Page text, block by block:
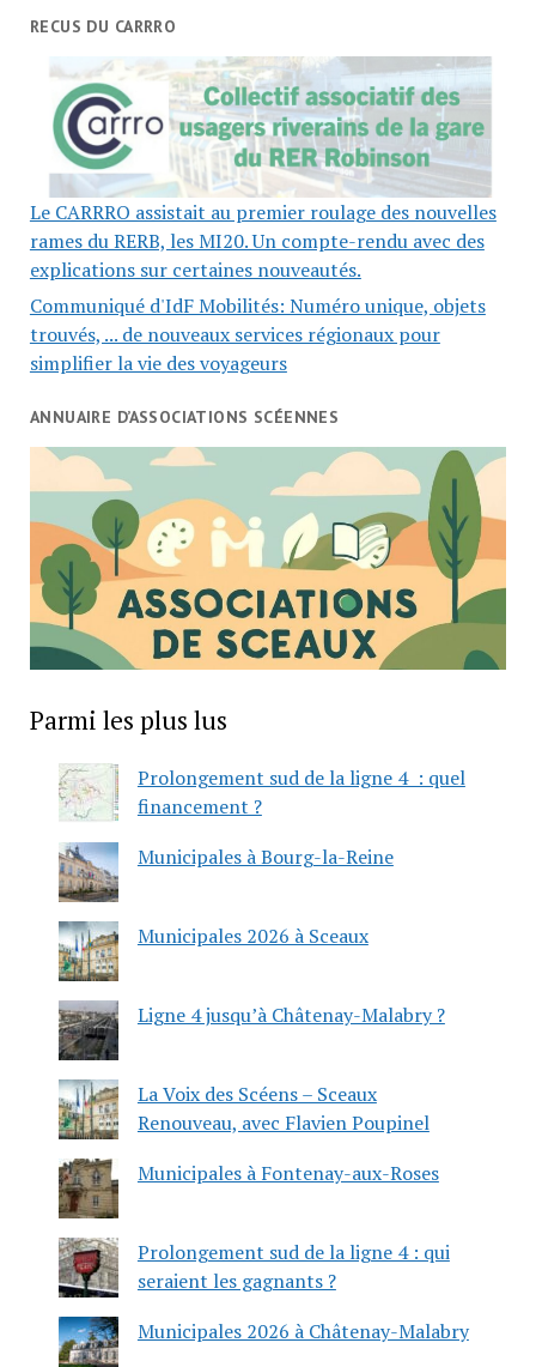
RECUS DU CARRRO
Le CARRRO assistait au premier roulage des nouvelles
rames du RERB, les MI20. Un compte-rendu avec des
explications sur certaines nouveautés.
Communiqué d'IdF Mobilités: Numéro unique, objets
trouvés, ... de nouveaux services régionaux pour
simplifier la vie des voyageurs
ANNUAIRE D’ASSOCIATIONS SCÉENNES
Parmi les plus lus
Prolongement sud de la ligne 4 : quel
financement ?
Municipales à Bourg-la-Reine
Municipales 2026 à Sceaux
Ligne 4 jusqu’à Châtenay-Malabry ?
La Voix des Scéens – Sceaux
Renouveau, avec Flavien Poupinel
Municipales à Fontenay-aux-Roses
Prolongement sud de la ligne 4 : qui
seraient les gagnants ?
Municipales 2026 à Châtenay-Malabry